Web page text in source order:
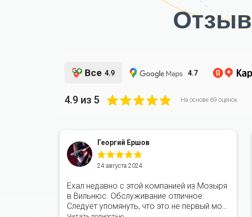
Все 4.9 4.7
4.9 из 5 На основе 69 оценок
Георгий Ершов
24 августа 2024
Ехал недавно с этой компанией из Мозыря
в Вильнюс. Обслуживание отличное.
Следует упомянуть, что это не первый мой